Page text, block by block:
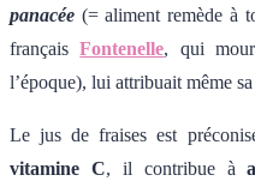
panacée (= aliment remède à
françaisFontenelle, qui
l’époque), lui attribuait même sa
Le jus de fraises est
vitamine C, il contribue à